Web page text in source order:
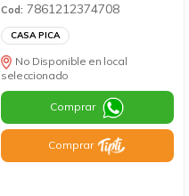
Cod: 7861212374708
CASA PICA
No Disponible en local
seleccionado
Comprar
Comprar